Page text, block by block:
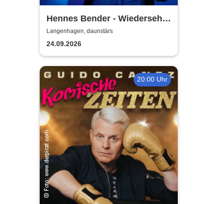
Hennes Bender - Wiedersehn
macht Freude
Langenhagen, daunstärs
24.09.2026
20:00 Uhr